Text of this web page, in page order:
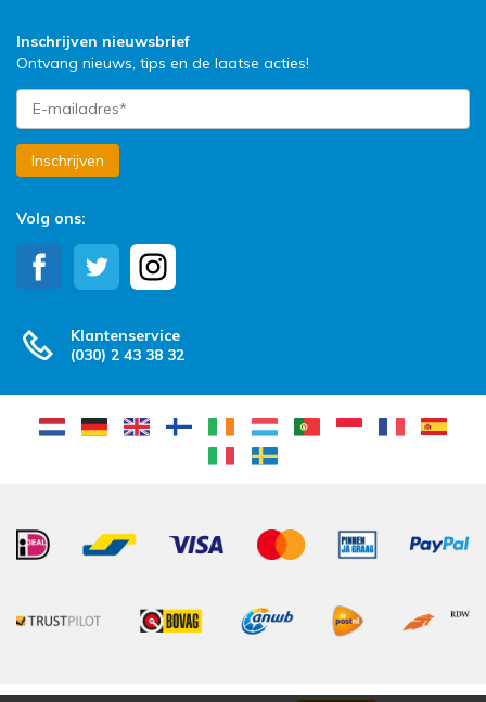
Inschrijven nieuwsbrief
Ontvang nieuws, tips en de laatse acties!
Inschrijven
Volg ons:
Klantenservice
(030) 2 43 38 32